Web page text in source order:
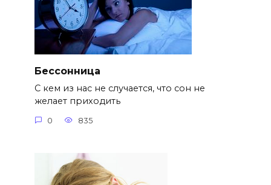
Бессонница
С кем из нас не случается, что сон не
желает приходить
0 835